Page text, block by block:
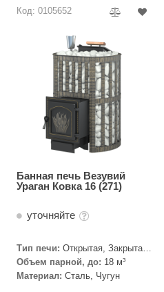
Код: 0105652
Банная печь Везувий
Ураган Ковка 16 (271)
уточняйте
Тип печи: Открытая, Закрытая,
Сетка
Объем парной, до: 18 м³
Материал: Сталь, Чугун